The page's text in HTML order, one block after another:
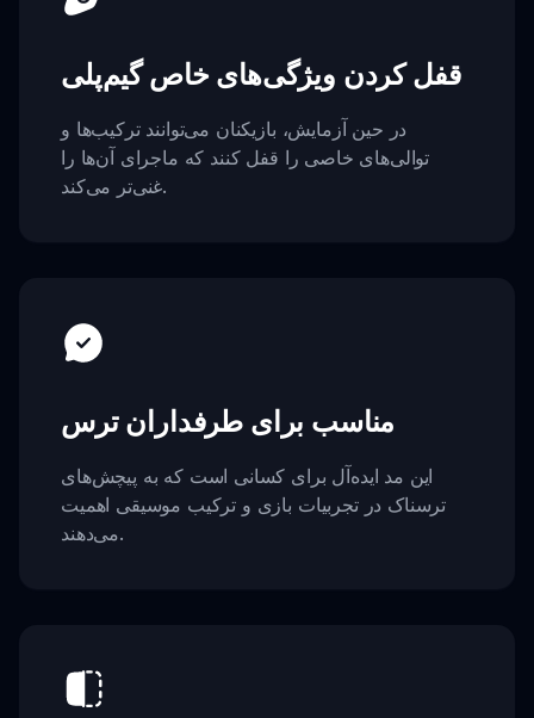
قفل کردن ویژگی‌های خاص گیم‌پلی
در حین آزمایش، بازیکنان می‌توانند ترکیب‌ها و
توالی‌های خاصی را قفل کنند که ماجرای آن‌ها را
غنی‌تر می‌کند.
مناسب برای طرفداران ترس
این مد ایده‌آل برای کسانی است که به پیچش‌های
ترسناک در تجربیات بازی و ترکیب موسیقی اهمیت
می‌دهند.